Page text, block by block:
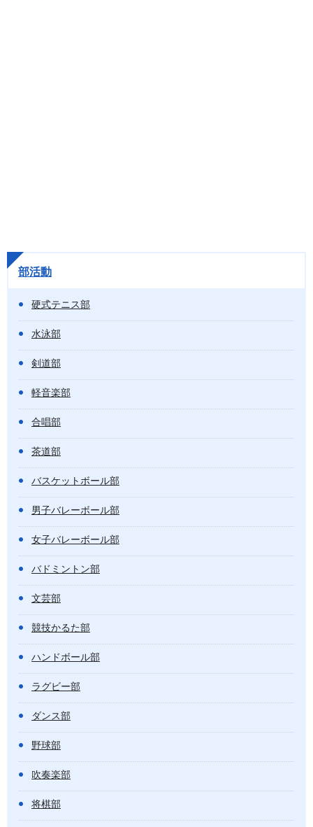
部活動
硬式テニス部
水泳部
剣道部
軽音楽部
合唱部
茶道部
バスケットボール部
男子バレーボール部
女子バレーボール部
バドミントン部
文芸部
競技かるた部
ハンドボール部
ラグビー部
ダンス部
野球部
吹奏楽部
将棋部